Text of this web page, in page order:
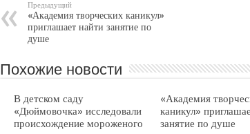
Предыдущий
«Академия творческих каникул»
приглашает найти занятие по
душе
Похожие новости
В детском саду
«Дюймовочка» исследовали
происхождение мороженого
«Академия
каникул»
занятие по душе